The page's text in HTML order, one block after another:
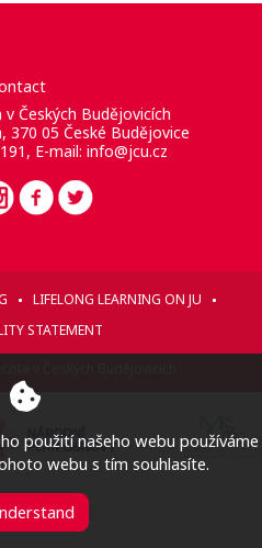
v Českých Budějovicích
370 05 České Budějovice
E-mail: info@jcu.cz
LIFELONG LEARNING ON JU
STATEMENT
použití našeho webu používáme
webu s tím souhlasíte.